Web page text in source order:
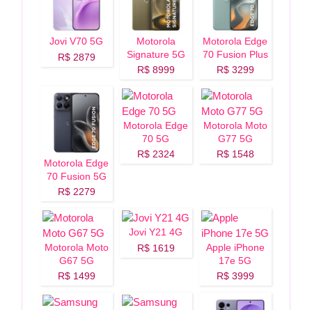
Jovi V70 5G
R$ 2879
Motorola
Signature 5G
R$ 8999
Motorola Edge
70 Fusion Plus
5G
R$ 3299
Motorola Edge
70 Fusion 5G
R$ 2279
Motorola Edge
70 5G
R$ 2324
Motorola Moto
G77 5G
R$ 1548
Motorola Moto
G67 5G
R$ 1499
Jovi Y21 4G
R$ 1619
Apple iPhone
17e 5G
R$ 3999